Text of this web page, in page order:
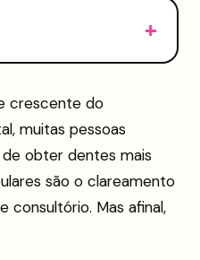
crescente do
muitas pessoas
obter dentes mais
são o clareamento
consultório. Mas afinal,